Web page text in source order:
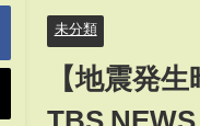
未分類
【地震発
TBS NEWS